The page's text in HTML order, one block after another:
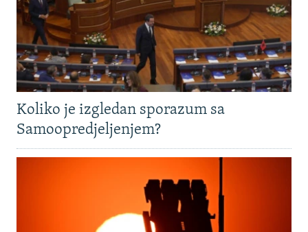
Koliko je izgledan sporazum sa
Samoopredjeljenjem?